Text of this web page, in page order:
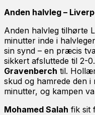
Anden halvleg –
Anden halvleg tilhørte
minutter inde i
sin synd – en præcis
sikkert afsluttede til 2-
Gravenberch til.
skud og hamrede den
minutter, og kampen
Mohamed Salah fik sit